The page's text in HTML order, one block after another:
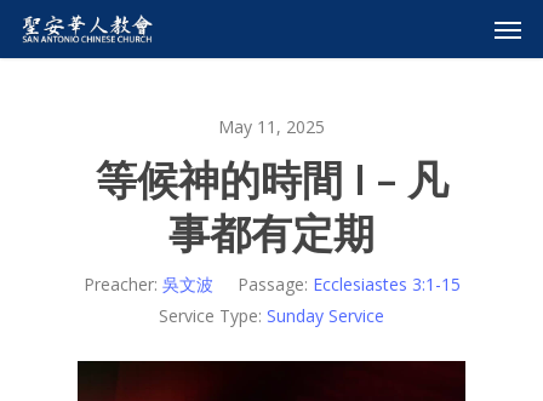
May 11, 2025
等候神的時間 I – 凡
事都有定期
Preacher: 吳文波 Passage: Ecclesiastes 3:1-15
Service Type: Sunday Service